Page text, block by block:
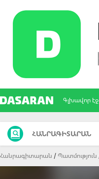
Գլխավոր էջ
ՀԱՆՐԱԳԻՏԱՐԱՆ
Հանրագիտարան Պատմություն